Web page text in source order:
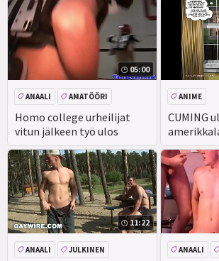
05:00
Homo college urheilijat
vitun jälkeen työ ulos
ANAALI
AMATÖÖRI
RYHMÄ
TODELLISUUS
CUMING
homo
sarjakuvia
ANIME
11:22
ANAALI JULKINEN ANAALI